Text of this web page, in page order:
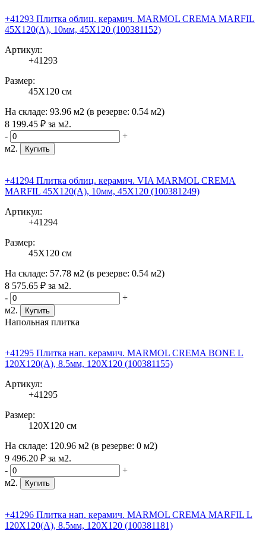
+41293 Плитка облиц. керамич. MARMOL CREMA MARFIL
45X120(A), 10мм, 45X120 (100381152)
Артикул:
+41293
Размер:
45X120 см
На складе: 93.96 м2 (в резерве: 0.54 м2)
8 199.45 ₽ за м2.
-
+
м2.
Купить
+41294 Плитка облиц. керамич. VIA MARMOL CREMA
MARFIL 45X120(A), 10мм, 45X120 (100381249)
Артикул:
+41294
Размер:
45X120 см
На складе: 57.78 м2 (в резерве: 0.54 м2)
8 575.65 ₽ за м2.
-
+
м2.
Купить
Напольная плитка
+41295 Плитка нап. керамич. MARMOL CREMA BONE L
120X120(A), 8.5мм, 120X120 (100381155)
Артикул:
+41295
Размер:
120X120 см
На складе: 120.96 м2 (в резерве: 0 м2)
9 496.20 ₽ за м2.
-
+
м2.
Купить
+41296 Плитка нап. керамич. MARMOL CREMA MARFIL L
120X120(A), 8.5мм, 120X120 (100381181)